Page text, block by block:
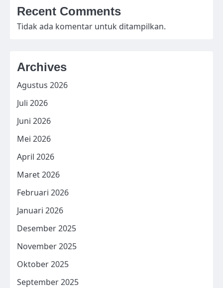
Recent Comments
Tidak ada komentar untuk ditampilkan.
Archives
Agustus 2026
Juli 2026
Juni 2026
Mei 2026
April 2026
Maret 2026
Februari 2026
Januari 2026
Desember 2025
November 2025
Oktober 2025
September 2025